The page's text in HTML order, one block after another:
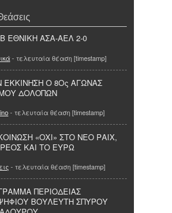
ΕΘΝΙΚΗ ΑΣΑ-ΑΕΛ 2-0
- τελευταία θέαση [timestamp]
ΕΚΚΙΝΗΣΗ Ο 8Ος ΑΓΩΝΑΣ
ΔΟΛΟΠΩΝ
- τελευταία θέαση [timestamp]
«ΟΧΙ» ΣΤΟ ΝΕΟ ΡΑΙΧ,
ΚΑΙ ΤΟ ΕΥΡΩ
- τελευταία θέαση [timestamp]
ΠΕΡΙΟΔΕΙΑΣ
ΒΟΥΛΕΥΤΗ ΣΠΥΡΟΥ